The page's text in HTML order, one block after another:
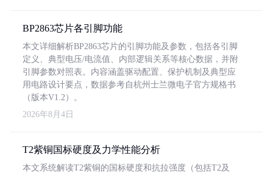
BP2863芯片各引脚功能
本文详细解析BP2863芯片的引脚功能及参数，包括各引脚
定义、典型电压/电流值、内部逻辑关系等核心数据，并附
引脚参数对照表。内容涵盖驱动配置、保护机制及典型应
用电路设计要点，数据参考自杭州士兰微电子官方规格书
（版本V1.2）。
2026年8月4日
T2紫铜国标硬度及力学性能分析
本文系统解读T2紫铜的国标硬度和抗拉强度（包括T2及